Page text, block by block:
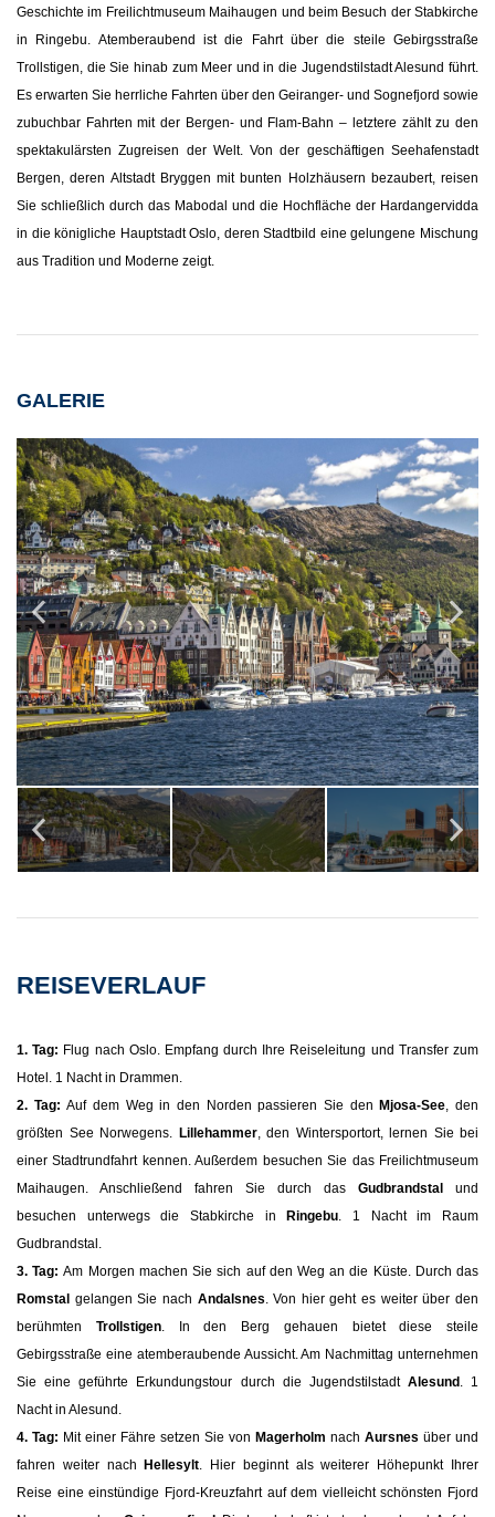
Geschichte im Freilichtmuseum Maihaugen und beim Besuch der Stabkirche
in Ringebu. Atemberaubend ist die Fahrt über die steile Gebirgsstraße
Trollstigen, die Sie hinab zum Meer und in die Jugendstilstadt Alesund führt.
Es erwarten Sie herrliche Fahrten über den Geiranger- und Sognefjord sowie
zubuchbar Fahrten mit der Bergen- und Flam-Bahn – letztere zählt zu den
spektakulärsten Zugreisen der Welt. Von der geschäftigen Seehafenstadt
Bergen, deren Altstadt Bryggen mit bunten Holzhäusern bezaubert, reisen
Sie schließlich durch das Mabodal und die Hochfläche der Hardangervidda
in die königliche Hauptstadt Oslo, deren Stadtbild eine gelungene Mischung
aus Tradition und Moderne zeigt.
GALERIE
REISEVERLAUF
1. Tag: Flug nach Oslo. Empfang durch Ihre Reiseleitung und Transfer zum
Hotel. 1 Nacht in Drammen.
2. Tag:Auf dem Weg in den Norden passieren Sie denMjosa-See, den
größten See Norwegens. Lillehammer, den Wintersportort, lernen Sie bei
einer Stadtrundfahrt kennen. Außerdem besuchen Sie das Freilichtmuseum
Maihaugen. Anschließend fahren Sie durch das Gudbrandstal und
besuchen unterwegs die Stabkirche inRingebu. 1 Nacht im Raum
Gudbrandstal.
3. Tag:Am Morgen machen Sie sich auf den Weg an die Küste. Durch das
Romstal gelangen Sie nach Andalsnes. Von hier geht es weiter über den
berühmten Trollstigen. In den Berg gehauen bietet diese steile
Gebirgsstraße eine atemberaubende Aussicht. Am Nachmittag unternehmen
Sie eine geführte Erkundungstour durch die Jugendstilstadt Alesund. 1
Nacht in Alesund.
4. Tag: Mit einer Fähre setzen Sie von Magerholm nach Aursnes über und
fahren weiter nachHellesylt. Hier beginnt als weiterer Höhepunkt Ihrer
Reise eine einstündige Fjord-Kreuzfahrt auf dem vielleicht schönsten Fjord